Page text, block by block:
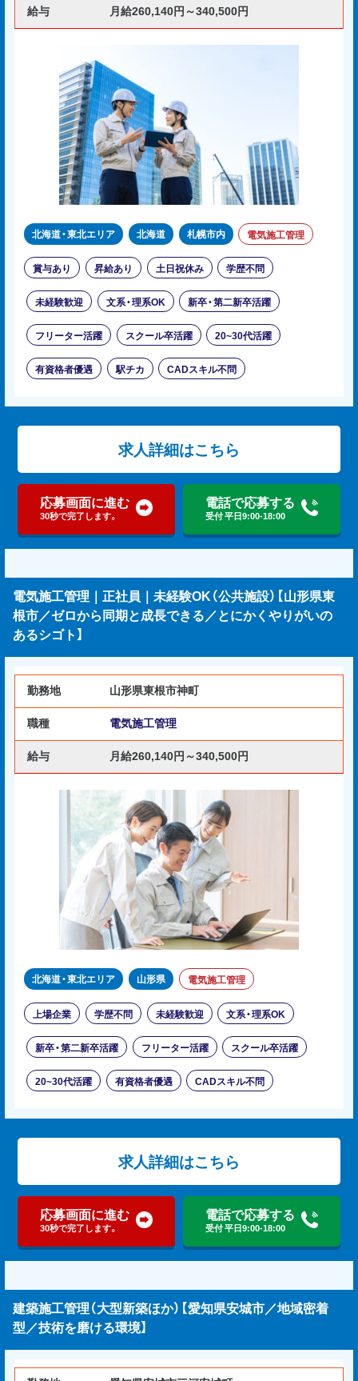
給与 月給260,140円～340,500円
北海道・東北エリア 北海道 札幌市内 電気施工管理
賞与あり 昇給あり 土日祝休み 学歴不問
未経験歓迎 文系・理系OK 新卒・第二新卒活躍
フリーター活躍 スクール卒活躍 20~30代活躍
有資格者優遇 駅チカ CADスキル不問
求人詳細はこちら
応募画面に進む
30秒で完了します。
電話で応募する
受付 平日9:00-18:00
電気施工管理｜正社員｜未経験OK（公共施設）【山形県東
根市／ゼロから同期と成長できる／とにかくやりがいの
あるシゴト】
勤務地 山形県東根市神町
職種 電気施工管理
給与 月給260,140円～340,500円
北海道・東北エリア 山形県 電気施工管理
上場企業 学歴不問 未経験歓迎 文系・理系OK
新卒・第二新卒活躍 フリーター活躍 スクール卒活躍
20~30代活躍 有資格者優遇 CADスキル不問
求人詳細はこちら
応募画面に進む
30秒で完了します。
電話で応募する
受付 平日9:00-18:00
建築施工管理（大型新築ほか）【愛知県安城市／地域密着
型／技術を磨ける環境】